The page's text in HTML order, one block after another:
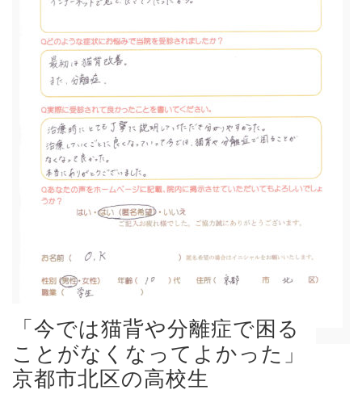
「今では猫背や分離症で困る
ことがなくなってよかった」
京都市北区の高校生